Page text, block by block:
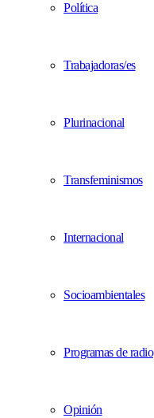
Política
Trabajadoras/es
Plurinacional
Transfeminismos
Internacional
Socioambientales
Programas de radio
Opinión